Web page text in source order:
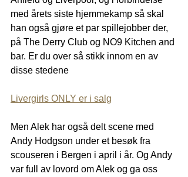
med årets siste hjemmekamp så skal
han også gjøre et par spillejobber der,
på The Derry Club og NO9 Kitchen and
bar. Er du over så stikk innom en av
disse stedene
Livergirls ONLY er i salg
Men Alek har også delt scene med
Andy Hodgson under et besøk fra
scouseren i Bergen i april i år. Og Andy
var full av lovord om Alek og ga oss